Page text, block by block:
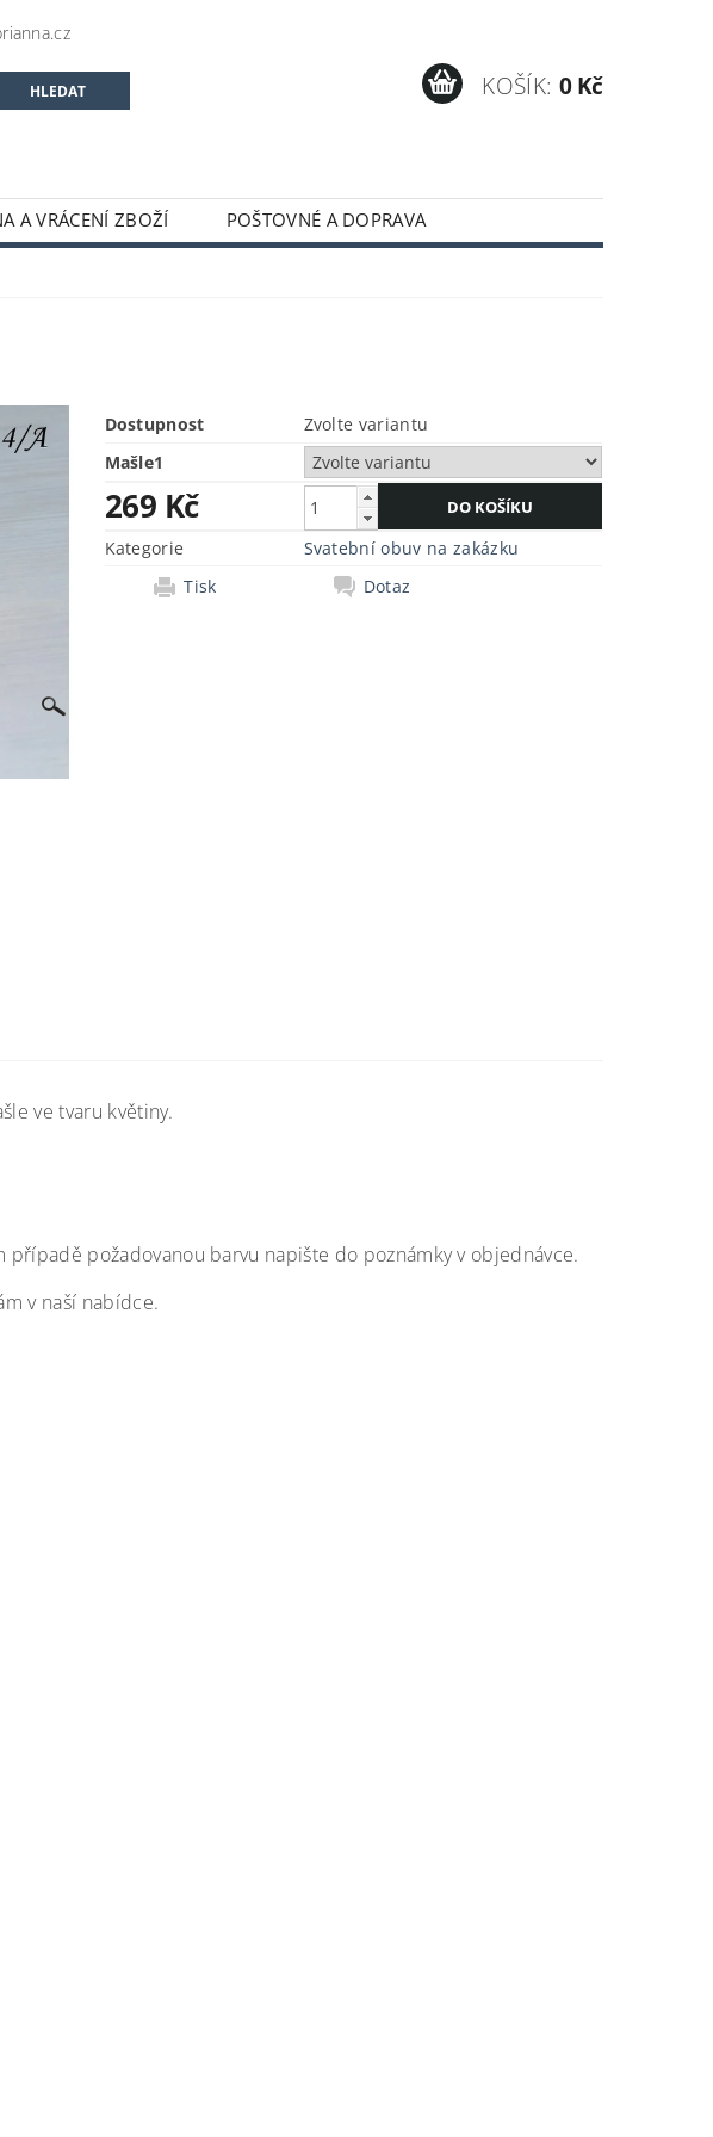
KOŠÍK: 0 Kč
A VRÁCENÍ ZBOŽÍ
POŠTOVNÉ A DOPRAVA
Dostupnost
Zvolte variantu
Mašle1
269 Kč
Kategorie
Svatební obuv na zakázku
Tisk
Dotaz
ve tvaru květiny.
případě požadovanou barvu napište do poznámky v objednávce.
v naší nabídce.